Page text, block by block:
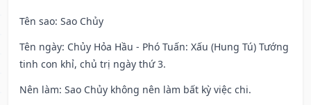
Tên sao: Sao Chủy
Tên ngày: Chủy Hỏa Hầu - Phó Tuấn: Xấu (Hung Tú) Tướng
tinh con khỉ, chủ trị ngày thứ 3.
Nên làm: Sao Chủy không nên làm bất kỳ việc chi.